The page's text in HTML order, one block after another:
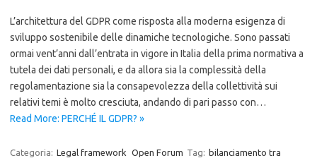
L’architettura del GDPR come risposta alla moderna esigenza di
sviluppo sostenibile delle dinamiche tecnologiche. Sono passati
ormai vent’anni dall’entrata in vigore in Italia della prima normativa a
tutela dei dati personali, e da allora sia la complessità della
regolamentazione sia la consapevolezza della collettività sui
relativi temi è molto cresciuta, andando di pari passo con…
Read More: PERCHÉ IL GDPR? »
Categoria: Legal framework Open Forum Tag: bilanciamento tra